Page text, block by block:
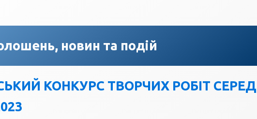
новин та подій
КОНКУРС ТВОРЧИХ РОБІТ СЕРЕД